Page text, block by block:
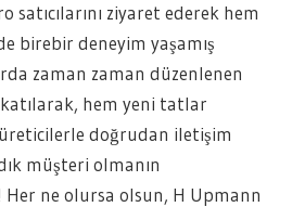
satıcılarını ziyaret ederek hem
birebir deneyim yaşamış
zaman zaman düzenlenen
hem yeni tatlar
doğrudan iletişim
müşteri olmanın
ne olursa olsun, H Upmann